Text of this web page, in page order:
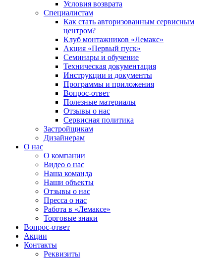
Условия возврата
Специалистам
Как стать авторизованным сервисным
центром?
Клуб монтажников «Лемакс»
Акция «Первый пуск»
Семинары и обучение
Техническая документация
Инструкции и документы
Программы и приложения
Вопрос-ответ
Полезные материалы
Отзывы о нас
Сервисная политика
Застройщикам
Дизайнерам
О нас
О компании
Видео о нас
Наша команда
Наши объекты
Отзывы о нас
Пресса о нас
Работа в «Лемаксе»
Торговые знаки
Вопрос-ответ
Акции
Контакты
Реквизиты